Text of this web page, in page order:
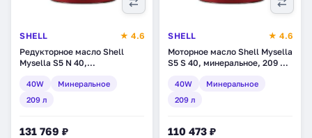
SHELL
★ 4.6
Редукторное масло Shell
Mysella S5 N 40,
(550039780)
40W
Минеральное
209 л
131 769 ₽
SHELL
★ 4.6
Моторное масло Shell Mysella
S5 S 40, минеральное, 209 л
40W
Минеральное
209 л
110 473 ₽